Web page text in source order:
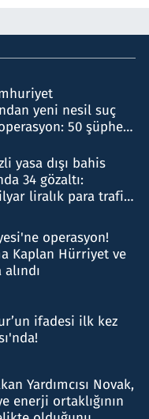
yeni nesil suç
50 şüpheli
yasa dışı bahis
34 gözaltı:
liralık para trafiği
operasyon!
Kaplan Hürriyet ve
ifadesi ilk kez
Yardımcısı Novak,
enerji ortaklığının